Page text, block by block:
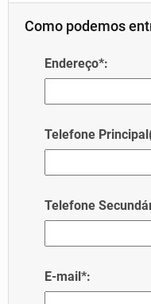
Como podemos
Endereço*:
Telefone
Telefone
E-mail*: